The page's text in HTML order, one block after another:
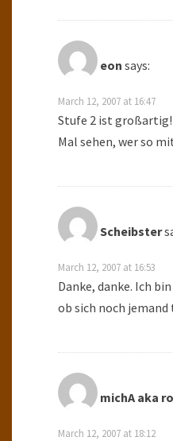
eon says:
March 12, 2007 at 16:47
Stufe 2 ist
Mal sehen, wer so
Scheibster
March 12, 2007 at 16:53
Danke, danke. Ich
ob sich noch
michA aka
March 12, 2007 at 18:12